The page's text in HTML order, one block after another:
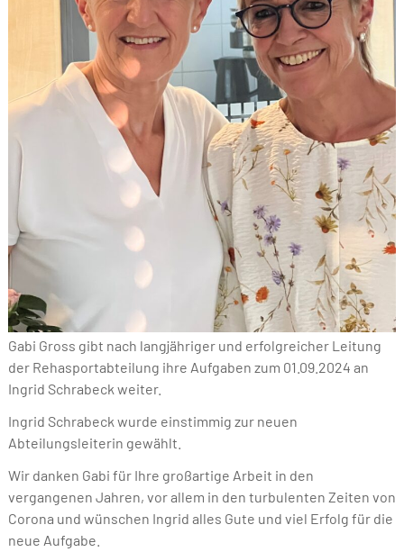
Gabi Gross gibt nach langjähriger und erfolgreicher Leitung
der Rehasportabteilung ihre Aufgaben zum 01.09.2024 an
Ingrid Schrabeck weiter.
Ingrid Schrabeck wurde einstimmig zur neuen
Abteilungsleiterin gewählt.
Wir danken Gabi für Ihre großartige Arbeit in den
vergangenen Jahren, vor allem in den turbulenten Zeiten von
Corona und wünschen Ingrid alles Gute und viel Erfolg für die
neue Aufgabe.